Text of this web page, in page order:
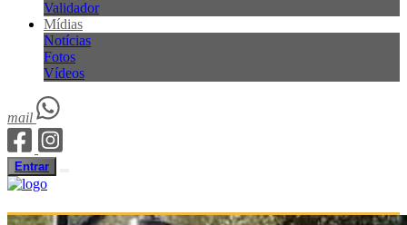
Validador
Mídias
Notícias
Fotos
Vídeos
mail
Entrar